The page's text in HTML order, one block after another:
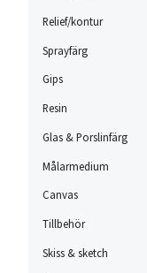
Relief/kontur
Sprayfärg
Gips
Resin
Glas & Porslinfärg
Målarmedium
Canvas
Tillbehör
Skiss & sketch